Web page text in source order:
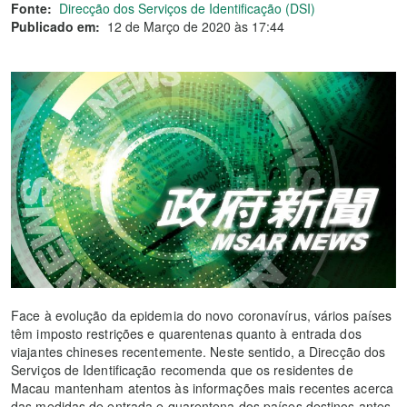
Fonte: Direcção dos Serviços de Identificação (DSI)
Publicado em: 12 de Março de 2020 às 17:44
Face à evolução da epidemia do novo coronavírus, vários países
têm imposto restrições e quarentenas quanto à entrada dos
viajantes chineses recentemente. Neste sentido, a Direcção dos
Serviços de Identificação recomenda que os residentes de
Macau mantenham atentos às informações mais recentes acerca